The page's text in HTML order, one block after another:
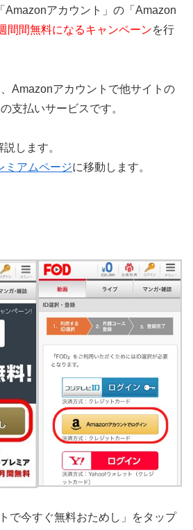
Amazonアカウント」の「Amazon
間間無料になるキャンペーンを行
Amazonアカウントで他サイトの
支払いサービスです。
します。
ミアムページに移動します。
で今すぐ無料おためし」をタップ